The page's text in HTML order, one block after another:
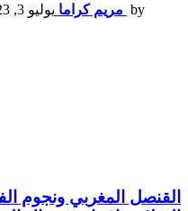
by مريم كراما يوليو 3, 2023, 5:32 م
القنصل المغربي ونجوم